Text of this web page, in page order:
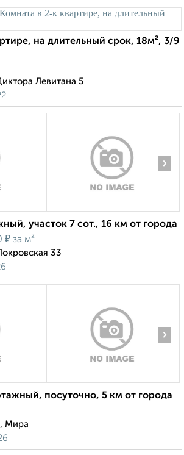
на длительный срок, 18м², 3/9
Левитана 5
›
участок 7 сот., 16 км от города
₽ за м²
33
›
посуточно, 5 км от города
Мира